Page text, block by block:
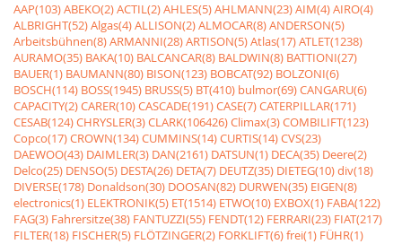
AAP(103)ABEKO(2)ACTIL(2)AHLES(5)AHLMANN(23)AIM(4)AIRO(4)
ALBRIGHT(52)Algas(4)ALLISON(2)ALMOCAR(8)ANDERSON(5)
Arbeitsbühnen(8)ARMANNI(28)ARTISON(5)Atlas(17)ATLET(1238)
AURAMO(35) BAKA(10) BALCANCAR(8) BALDWIN(8) BATTIONI(27)
BAUER(1) BAUMANN(80) BISON(123) BOBCAT(92) BOLZONI(6)
BOSCH(114) BOSS(1945) BRUSS(5) BT(410) bulmor(69)CANGARU(6)
CAPACITY(2)CARER(10)CASCADE(191)CASE(7)CATERPILLAR(171)
CESAB(124)CHRYSLER(3)CLARK(106426)Climax(3)COMBILIFT(123)
Copco(17)CROWN(134)CUMMINS(14)CURTIS(14)CVS(23)
DAEWOO(43) DAIMLER(3) DAN(2161) DATSUN(1) DECA(35) Deere(2)
Delco(25) DENSO(5) DESTA(26) DETA(7) DEUTZ(35) DIETEG(10)div(18)
DIVERSE(178) Donaldson(30) DOOSAN(82) DURWEN(35) EIGEN(8)
electronics(1) ELEKTRONIK(5) ET(1514) ETWO(10) EXBOX(1) FABA(122)
FAG(3) Fahrersitze(38) FANTUZZI(55) FENDT(12) FERRARI(23) FIAT(217)
FILTER(18) FISCHER(5) FLÖTZINGER(2) FORKLIFT(6)frei(1) FÜHR(1)